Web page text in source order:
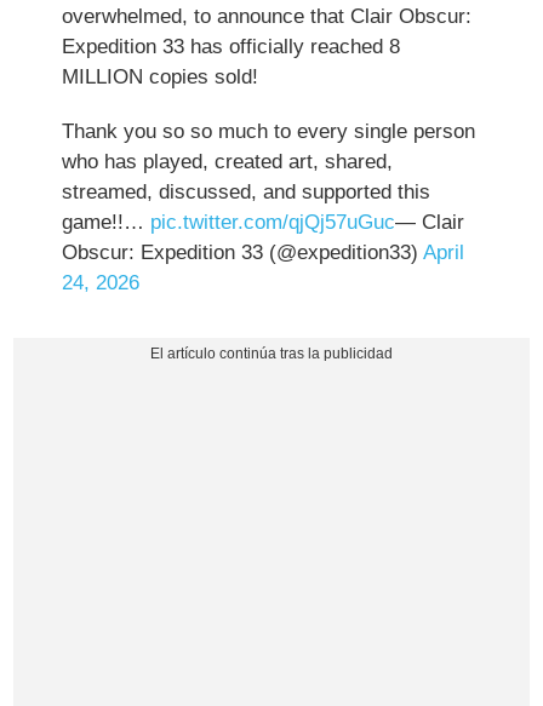
overwhelmed, to announce that Clair Obscur:
Expedition 33 has officially reached 8
MILLION copies sold!
Thank you so so much to every single person
who has played, created art, shared,
streamed, discussed, and supported this
game!!… pic.twitter.com/qjQj57uGuc— Clair
Obscur: Expedition 33 (@expedition33)April
24, 2026